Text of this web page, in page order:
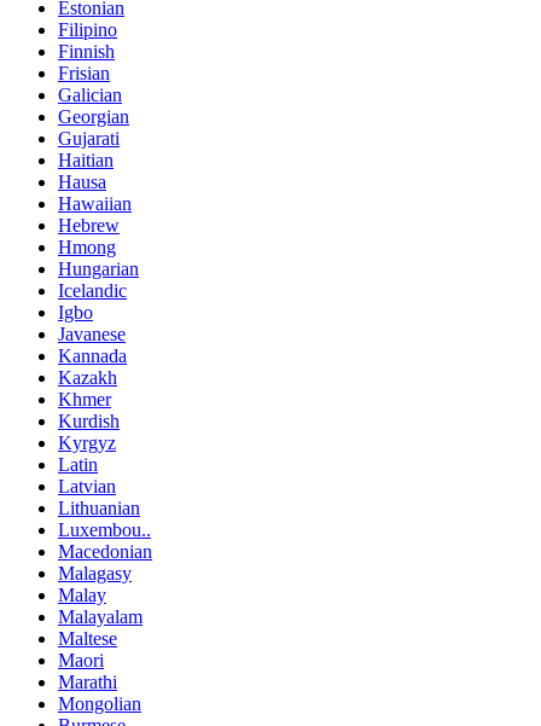
Estonian
Filipino
Finnish
Frisian
Galician
Georgian
Gujarati
Haitian
Hausa
Hawaiian
Hebrew
Hmong
Hungarian
Icelandic
Igbo
Javanese
Kannada
Kazakh
Khmer
Kurdish
Kyrgyz
Latin
Latvian
Lithuanian
Luxembou..
Macedonian
Malagasy
Malay
Malayalam
Maltese
Maori
Marathi
Mongolian